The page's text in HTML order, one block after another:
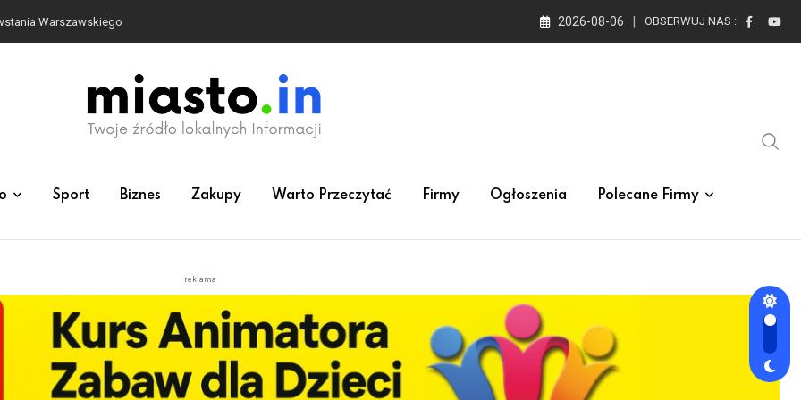
Warszawskiego 2026-08-06 OBSERWUJ NAS :
Sport Biznes Zakupy Warto Przeczytać Firmy Ogłoszenia Polecane Firmy
reklama